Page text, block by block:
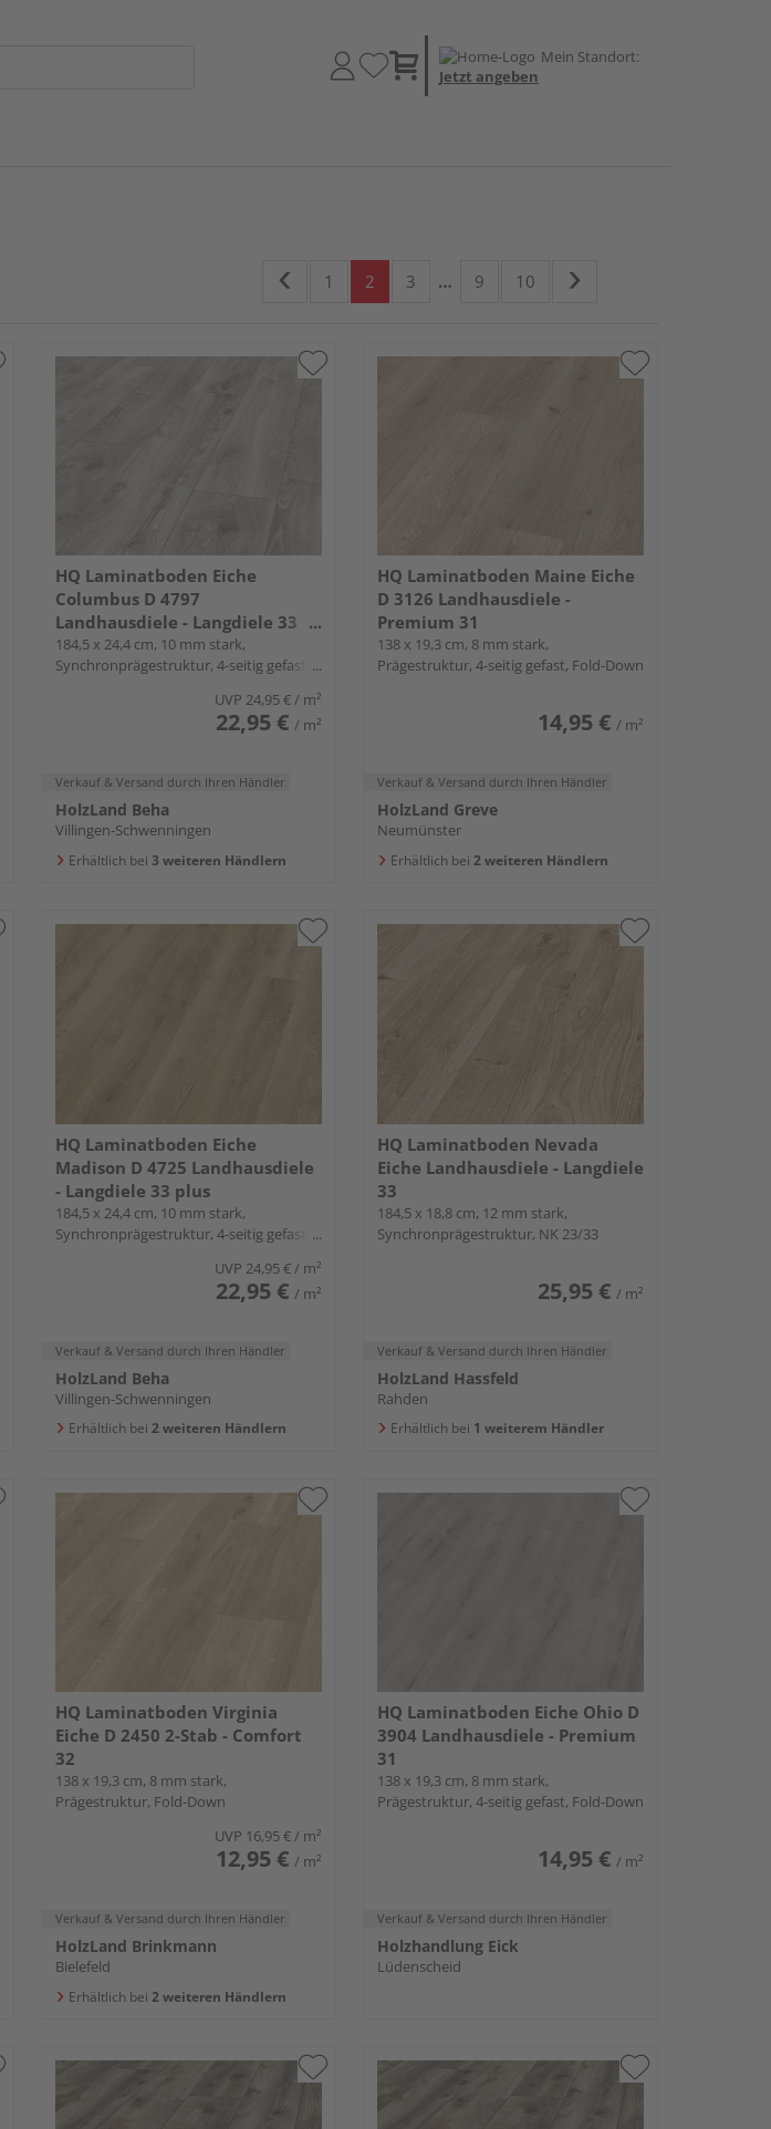
Mein Standort:
Jetzt angeben
1 2 3 … 9 10
HQ Laminatboden Eiche
Columbus D 4797
Landhausdiele - Langdiele 33
plus
184,5 x 24,4 cm, 10 mm stark,
Synchronprägestruktur, 4-seitig gefast,
UVP 24,95 €/ m²
22,95 € / m²
Verkauf & Versand durch Ihren Händler
HolzLand Beha
Villingen-Schwenningen
Erhältlich bei 3 weiteren Händlern
HQ Laminatboden Maine Eiche
D 3126 Landhausdiele -
Premium 31
138 x 19,3 cm, 8 mm stark,
Prägestruktur, 4-seitig gefast, Fold-Down
14,95 € / m²
Verkauf & Versand durch Ihren Händler
HolzLand Greve
Neumünster
Erhältlich bei 2 weiteren Händlern
HQ Laminatboden Eiche
Madison D 4725 Landhausdiele
- Langdiele 33 plus
184,5 x 24,4 cm, 10 mm stark,
Synchronprägestruktur, 4-seitig gefast,
UVP 24,95 €/ m²
22,95 € / m²
Verkauf & Versand durch Ihren Händler
HolzLand Beha
Villingen-Schwenningen
Erhältlich bei 2 weiteren Händlern
HQ Laminatboden Nevada
Eiche Landhausdiele - Langdiele
33
184,5 x 18,8 cm, 12 mm stark,
Synchronprägestruktur, NK 23/33
25,95 € / m²
Verkauf & Versand durch Ihren Händler
HolzLand Hassfeld
Rahden
Erhältlich bei 1 weiterem Händler
HQ Laminatboden Virginia
Eiche D 2450 2-Stab - Comfort
32
138 x 19,3 cm, 8 mm stark,
Prägestruktur, Fold-Down
UVP 16,95 €/ m²
12,95 € / m²
Verkauf & Versand durch Ihren Händler
HolzLand Brinkmann
Bielefeld
Erhältlich bei 2 weiteren Händlern
HQ Laminatboden Eiche Ohio D
3904 Landhausdiele - Premium
31
138 x 19,3 cm, 8 mm stark,
Prägestruktur, 4-seitig gefast, Fold-Down
14,95 € / m²
Verkauf & Versand durch Ihren Händler
Holzhandlung Eick
Lüdenscheid